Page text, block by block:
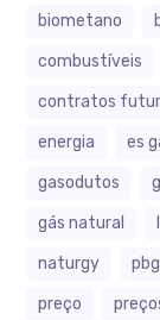
biometano
combustíveis
contratos
energia
es
gasodutos
gás natural
naturgy
preço